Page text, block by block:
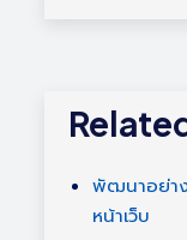
พัฒนาอย่าง
หน้าเว็บ